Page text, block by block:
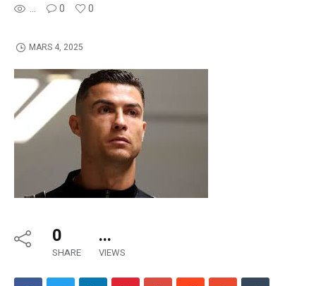
... 0 0
MARS 4, 2025
0
SHARE
...
VIEWS